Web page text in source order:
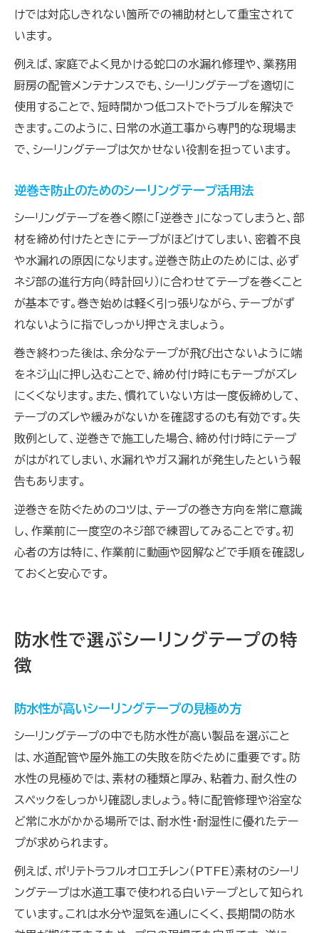
けでは対応しきれない箇所での補助材として重宝されて
います。
例えば、家庭でよく見かける蛇口の水漏れ修理や、業務用
厨房の配管メンテナンスでも、シーリングテープを適切に
使用することで、短時間かつ低コストでトラブルを解決で
きます。このように、日常の水道工事から専門的な現場ま
で、シーリングテープは欠かせない役割を担っています。
逆巻き防止のためのシーリングテープ活用法
シーリングテープを巻く際に「逆巻き」になってしまうと、部
材を締め付けたときにテープがほどけてしまい、密着不良
や水漏れの原因になります。逆巻き防止のためには、必ず
ネジ部の進行方向（時計回り）に合わせてテープを巻くこと
が基本です。巻き始めは軽く引っ張りながら、テープがず
れないように指でしっかり押さえましょう。
巻き終わった後は、余分なテープが飛び出さないように端
をネジ山に押し込むことで、締め付け時にもテープがズレ
にくくなります。また、慣れていない方は一度仮締めして、
テープのズレや緩みがないかを確認するのも有効です。失
敗例として、逆巻きで施工した場合、締め付け時にテープ
がはがれてしまい、水漏れやガス漏れが発生したという報
告もあります。
逆巻きを防ぐためのコツは、テープの巻き方向を常に意識
し、作業前に一度空のネジ部で練習してみることです。初
心者の方は特に、作業前に動画や図解などで手順を確認し
ておくと安心です。
防水性で選ぶシーリングテープの特
徴
防水性が高いシーリングテープの見極め方
シーリングテープの中でも防水性が高い製品を選ぶこと
は、水道配管や屋外施工の失敗を防ぐために重要です。防
水性の見極めでは、素材の種類と厚み、粘着力、耐久性の
スペックをしっかり確認しましょう。特に配管修理や浴室な
ど常に水がかかる場所では、耐水性・耐湿性に優れたテー
プが求められます。
例えば、ポリテトラフルオロエチレン（PTFE）素材のシーリ
ングテープは水道工事で使われる白いテープとして知られ
ています。これは水分や湿気を通しにくく、長期間の防水